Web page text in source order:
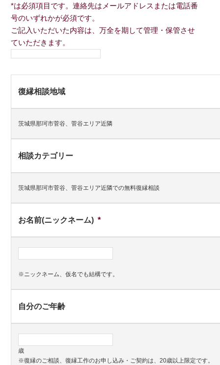
*は必須項目です。連絡先はメールアドレスまたは電話番
号のいずれかが必須です。
ご記入いただいた内容は、万全を期して管理・保管させ
ていただきます。
復縁相談地域
茨城県那珂市菅谷、菅谷エリア近隣
相談カテゴリー
茨城県那珂市菅谷、菅谷エリア近隣での無料復縁相談
お名前(ニックネーム) *
※ニックネーム、仮名でも結構です。
自分のご年齢
歳
※復縁のご相談、復縁工作のお申し込み・ご契約は、20歳以上限定です。